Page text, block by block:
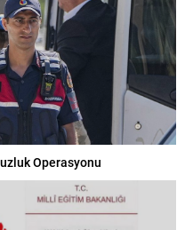
Operasyonu